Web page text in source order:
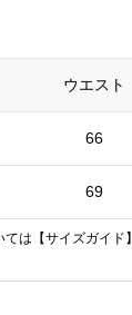
ウエスト
66
69
ては 【サイズガイド】